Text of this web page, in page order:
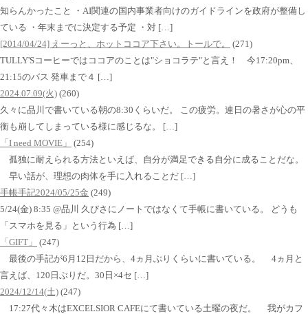
知らんかったこと ・AI関連の国内事業者向けのガイドラインを政府が整備し
ている ・年末までに決定する予定 ・対 […]
[2014/04/24] えーっと、ホットココア下さい。トールで。
(271)
TULLY'Sコーヒーではココアのことは"ショコラテ"と言え！ 今17:20pm、
21:15のバス 発車まで４ […]
2024.07.09(火) (260)
久々に品川で書いている朝の8:30くらいだ。 この疲労。連日の暑さが心の平
衡も崩してしまっている様に感じるな。 […]
「I need MOVIE」
(254)
孤独に耐えられる方法といえば、自分が満足できる自分に成ることだな。
早い話が、理想の肉体を手に入れることだ […]
手帳手記2024/05/25金 (249)
5/24(金) 8:35 @品川 久びさにノートではなくて手帳に書いている。 どうも
「スマホを見る」という行為 […]
「GIFT」
(247)
最後の手記が6月12日だから、4ヵ月ぶりくらいに書いている。 4ヵ月と
言えば、120日ぶりだ。30日×4セ […]
2024/12/14(土) (247)
17:27代々木はEXCELSIOR CAFEにて書いている土曜の夜だ。 我がカフ